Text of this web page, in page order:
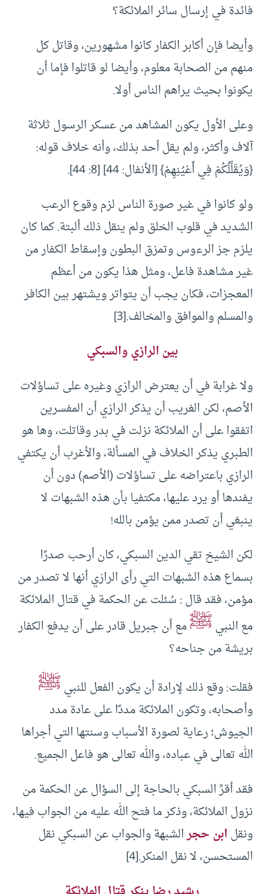
فائدة في إرسال سائر الملائكة؟
وأيضا فإن أكابر الكفار كانوا مشهورين، وقاتل كل
منهم من الصحابة معلوم، وأيضا لو قاتلوا فإما أن
يكونوا بحيث يراهم الناس أولا.
وعلى الأول يكون المشاهد من عسكر الرسول ثلاثة
آلاف وأكثر، ولم يقل أحد بذلك، وأنه خلاف قوله:
{وَيُقَلِّلُكُمْ فِي أَعْيُنِهِمْ} [الأنفال: 44] [8: 44].
ولو كانوا في غير صورة الناس لزم وقوع الرعب
الشديد في قلوب الخلق ولم ينقل ذلك ألبتة. كما كان
يلزم جز الرءوس وتمزق البطون وإسقاط الكفار من
غير مشاهدة فاعل، ومثل هذا يكون من أعظم
المعجزات، فكان يجب أن يتواتر ويشتهر بين الكافر
والمسلم والموافق والمخالف.[3]
بين الرازي والسبكي
ولا غرابة في أن يعترض الرازي وغيره على تساؤلات
الأصم، لكن الغريب أن يذكر الرازي أن المفسرين
اتفقوا على أن الملائكة نزلت في بدر وقاتلت، وها هو
الطبري يذكر الخلاف في المسألة، والأغرب أن يكتفي
الرازي باعتراضه على تساؤلات (الأصم) دون أن
يفندها أو يرد عليها، مكتفيا بأن هذه الشبهات لا
ينبغي أن تصدر ممن يؤمن بالله!
لكن الشيخ تقي الدين السبكي، كان أرحب صدرًا
بسماع هذه الشبهات التي رأى الرازي أنها لا تصدر من
مؤمن، فقد قال : سُئلت عن الحكمة في قتال الملائكة
مع النبيﷺمع أن جبريل قادر على أن يدفع الكفار
بريشة من جناحه؟
فقلت: وقع ذلك لإرادة أن يكون الفعل للنبيﷺ
وأصحابه، وتكون الملائكة مددًا على عادة مدد
الجيوش؛ رعاية لصورة الأسباب وسنتها التي أجراها
الله تعالى في عباده، والله تعالى هو فاعل الجميع.
فقد أقرَّ السبكي بالحاجة إلى السؤال عن الحكمة من
نزول الملائكة، وذكر ما فتح الله عليه من الجواب فيها،
ونقلابن حجرالشبهة والجواب عن السبكي نقل
المستحسن، لا نقل المنكر.[4]